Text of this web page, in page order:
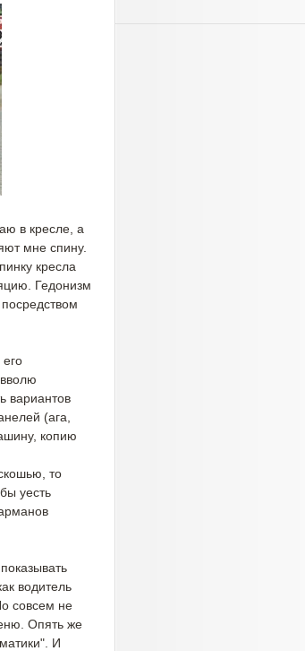
в кресле, а
мне спину.
кресла
Гедонизм
вариантов
(ага,
копию
то
уесть
водитель
совсем не
Опять же
И